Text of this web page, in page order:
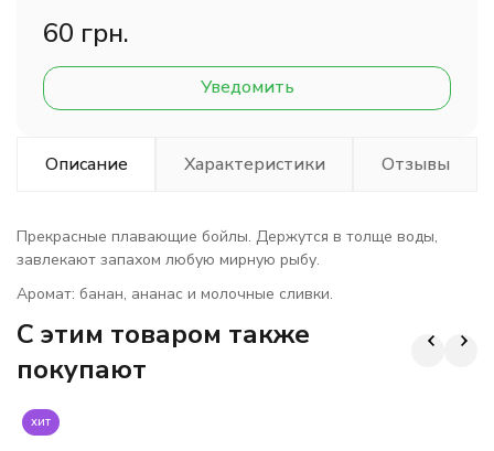
60 грн.
Уведомить
Описание Характеристики Отзывы
Прекрасные плавающие бойлы. Держутся в толще воды,
завлекают запахом любую мирную рыбу.
Аромат: банан, ананас и молочные сливки.
C этим товаром также
покупают
хит